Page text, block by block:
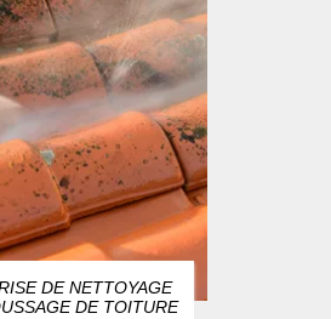
DE NETTOYAGE
DE TOITURE